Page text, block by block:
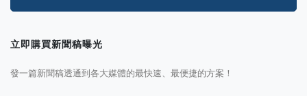
立即購買新聞稿曝光
發一篇新聞稿透通到各大媒體的最快速、最便捷的方案！